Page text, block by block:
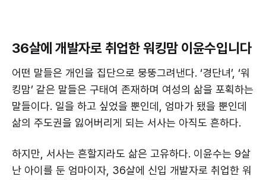
36살에 개발자로 취업한 워킹맘 이윤수입니다
어떤 말들은 개인을 집단으로 뭉뚱그려낸다. ‘경단녀’, ‘워
킹맘’ 같은 말들은 구태여 존재하며 여성의 삶을 포획하는
말들이다. 일을 하고 싶었을 뿐인데, 엄마가 됐을 뿐인데
삶의 주도권을 잃어버리게 되는 서사는 아직도 흔하다.
하지만, 서사는 흔할지라도 삶은 고유하다. 이윤수는 9살
난 아이를 둔 엄마이자, 36살에 신입 개발자로 취업한 워